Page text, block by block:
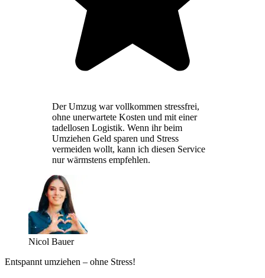
Der Umzug war vollkommen stressfrei,
ohne unerwartete Kosten und mit einer
tadellosen Logistik. Wenn ihr beim
Umziehen Geld sparen und Stress
vermeiden wollt, kann ich diesen Service
nur wärmstens empfehlen.
Nicol Bauer
Entspannt umziehen – ohne Stress!